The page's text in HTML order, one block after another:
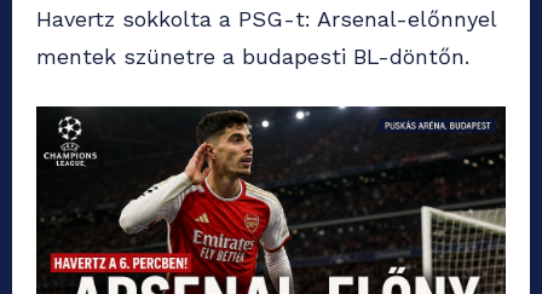
Havertz sokkolta a PSG-t: Arsenal-előnnyel
mentek szünetre a budapesti BL-döntőn.